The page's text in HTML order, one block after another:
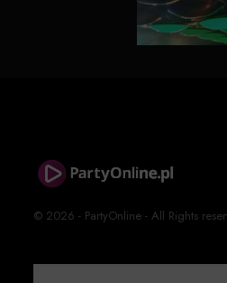
© 2026 - PartyOnline - All Rights